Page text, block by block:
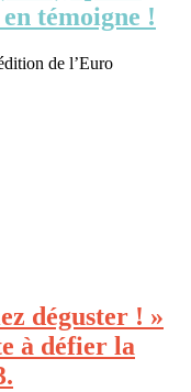
témoigne !
de l’Euro
déguster ! »
à défier la